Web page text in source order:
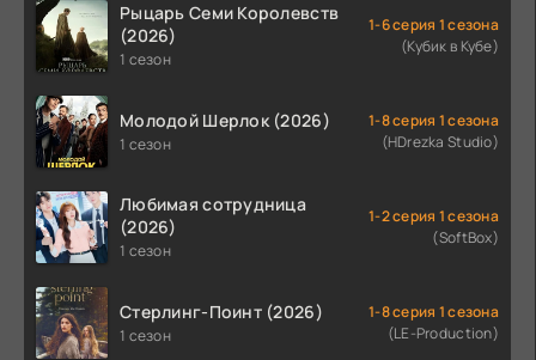
Рыцарь Семи Королевств
(2026)
1 сезон
1-6 серия 1 сезона
(Кубик в Кубе)
Молодой Шерлок (2026)
1 сезон
1-8 серия 1 сезона
(HDrezka Studio)
Любимая сотрудница
(2026)
1 сезон
1-2 серия 1 сезона
(SoftBox)
Стерлинг-Поинт (2026)
1 сезон
1-8 серия 1 сезона
(LE-Production)